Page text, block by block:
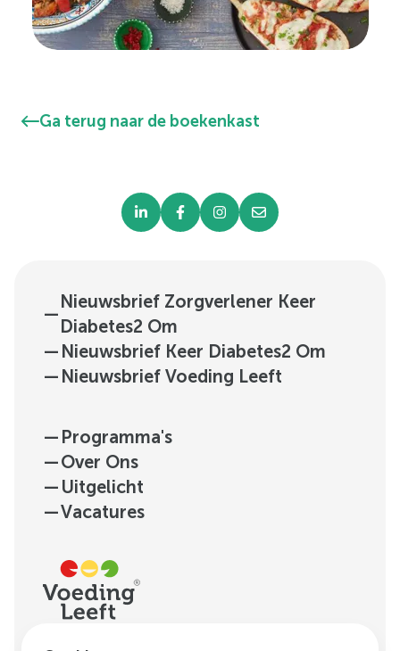
Ga terug naar de boekenkast
—
Nieuwsbrief Zorgverlener Keer
Diabetes2 Om
— Nieuwsbrief Keer Diabetes2 Om
— Nieuwsbrief Voeding Leeft
— Programma's
—Over Ons
— Uitgelicht
—Vacatures